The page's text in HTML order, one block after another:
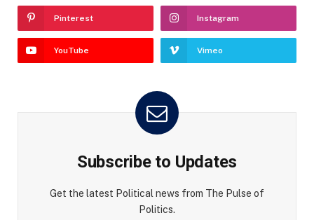
Pinterest Instagram
YouTube Vimeo
Subscribe to Updates
Get the latest Political news from The Pulse of
Politics.